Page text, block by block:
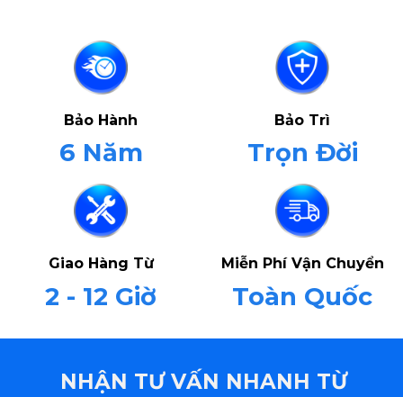
Bảo Hành
6 Năm
Bảo Trì
Trọn Đời
Giao Hàng Từ
2 - 12 Giờ
Miễn Phí Vận Chuyển
Toàn Quốc
NHẬN TƯ VẤN NHANH TỪ